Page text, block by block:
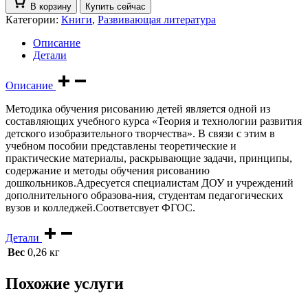
В корзину Купить сейчас
Категории: Книги, Развивающая литература
Описание
Детали
Описание
Методика обучения рисованию детей является одной из
составляющих учебного курса «Теория и технологии развития
детского изобразительного творчества». В связи с этим в
учебном пособии представлены теоретические и
практические материалы, раскрывающие задачи, принципы,
содержание и методы обучения рисованию
дошкольников.Адресуется специалистам ДОУ и учреждений
дополнительного образова-ния, студентам педагогических
вузов и колледжей.Соответсвует ФГОС.
Детали
Вес 0,26 кг
Похожие услуги